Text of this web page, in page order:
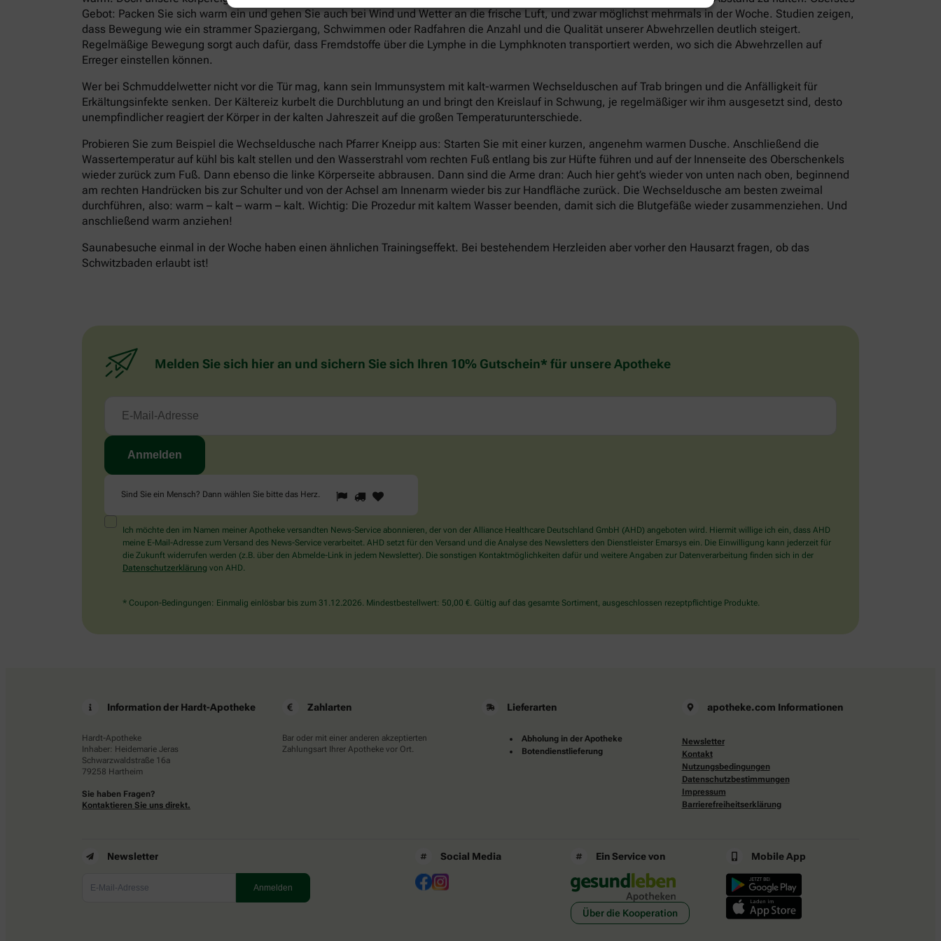
Gebot: Packen Sie sich warm ein und gehen Sie auch bei Wind und Wetter an die frische Luft, und zwar möglichst mehrmals in der Woche. Studien zeigen,
dass Bewegung wie ein strammer Spaziergang, Schwimmen oder Radfahren die Anzahl und die Qualität unserer Abwehrzellen deutlich steigert.
Regelmäßige Bewegung sorgt auch dafür, dass Fremdstoffe über die Lymphe in die Lymphknoten transportiert werden, wo sich die Abwehrzellen auf
Erreger einstellen können.
Wer bei Schmuddelwetter nicht vor die Tür mag, kann sein Immunsystem mit kalt-warmen Wechselduschen auf Trab bringen und die Anfälligkeit für
Erkältungsinfekte senken. Der Kältereiz kurbelt die Durchblutung an und bringt den Kreislauf in Schwung, je regelmäßiger wir ihm ausgesetzt sind, desto
unempfindlicher reagiert der Körper in der kalten Jahreszeit auf die großen Temperaturunterschiede.
Probieren Sie zum Beispiel die Wechseldusche nach Pfarrer Kneipp aus: Starten Sie mit einer kurzen, angenehm warmen Dusche. Anschließend die
Wassertemperatur auf kühl bis kalt stellen und den Wasserstrahl vom rechten Fuß entlang bis zur Hüfte führen und auf der Innenseite des Oberschenkels
wieder zurück zum Fuß. Dann ebenso die linke Körperseite abbrausen. Dann sind die Arme dran: Auch hier geht’s wieder von unten nach oben, beginnend
am rechten Handrücken bis zur Schulter und von der Achsel am Innenarm wieder bis zur Handfläche zurück. Die Wechseldusche am besten zweimal
durchführen, also: warm – kalt – warm – kalt. Wichtig: Die Prozedur mit kaltem Wasser beenden, damit sich die Blutgefäße wieder zusammenziehen. Und
anschließend warm anziehen!
Saunabesuche einmal in der Woche haben einen ähnlichen Trainingseffekt. Bei bestehendem Herzleiden aber vorher den Hausarzt fragen, ob das
Schwitzbaden erlaubt ist!
Melden Sie sich hier an und sichern Sie sich Ihren 10% Gutschein* für unsere Apotheke
Sind Sie ein Mensch? Dann wählen Sie bitte das Herz.
Sind
Sie
Mensch?
Dann
wählen
Herz.
1 2
Ich möchte den im Namen meiner Apotheke versandten News-Service abonnieren, der von der Alliance Healthcare Deutschland GmbH (AHD) angeboten wird. Hiermit willige ich ein, dass AHD
meine E-Mail-Adresse zum Versand des News-Service verarbeitet. AHD setzt für den Versand und die Analyse des Newsletters den Dienstleister Emarsys ein. Die Einwilligung kann jederzeit für
die Zukunft widerrufen werden (z.B. über den Abmelde-Link in jedem Newsletter). Die sonstigen Kontaktmöglichkeiten dafür und weitere Angaben zur Datenverarbeitung finden sich in der
Datenschutzerklärung von AHD.
* Coupon-Bedingungen: Einmalig einlösbar bis zum 31.12.2026. Mindestbestellwert: 50,00 €. Gültig auf das gesamte Sortiment, ausgeschlossen rezeptpflichtige Produkte.
Information der Hardt-Apotheke
Hardt-Apotheke
Inhaber: Heidemarie Jeras
Schwarzwaldstraße 16a
79258 Hartheim
Sie haben Fragen?
Kontaktieren Sie uns direkt.
Zahlarten
Bar oder mit einer anderen akzeptierten
Zahlungsart Ihrer Apotheke vor Ort.
Lieferarten
Abholung in der Apotheke
Botendienstlieferung
apotheke.com Informationen
Newsletter
Kontakt
Nutzungsbedingungen
Datenschutzbestimmungen
Impressum
Barrierefreiheitserklärung
Newsletter Social Media Ein Service von
Über die Kooperation
Mobile App